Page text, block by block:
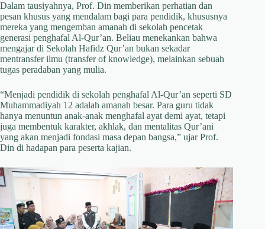
Dalam tausiyahnya, Prof. Din memberikan perhatian dan
pesan khusus yang mendalam bagi para pendidik, khususnya
mereka yang mengemban amanah di sekolah pencetak
generasi penghafal Al-Qur’an. Beliau menekankan bahwa
mengajar di Sekolah Hafidz Qur’an bukan sekadar
mentransfer ilmu (transfer of knowledge), melainkan sebuah
tugas peradaban yang mulia.
“Menjadi pendidik di sekolah penghafal Al-Qur’an seperti SD
Muhammadiyah 12 adalah amanah besar. Para guru tidak
hanya menuntun anak-anak menghafal ayat demi ayat, tetapi
juga membentuk karakter, akhlak, dan mentalitas Qur’ani
yang akan menjadi fondasi masa depan bangsa,” ujar Prof.
Din di hadapan para peserta kajian.